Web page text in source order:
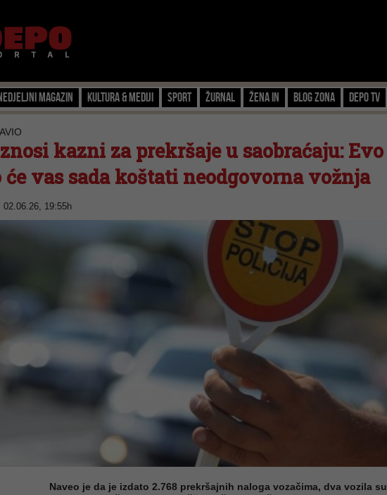
magazin Kultura & Mediji Sport Žurnal Žena IN Blog zona Depo TV
kazni za prekršaje u saobraćaju: Evo
vas sada koštati neodgovorna vožnja
02.06.26, 19:55h
Naveo je da je izdato 2.768 prekršajnih naloga vozačima, dva vozila su